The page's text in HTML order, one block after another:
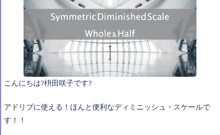
こんにちは?枡田咲子です?
アドリブに使える！ほんと便利なディミニッシュ・スケールで
す！！